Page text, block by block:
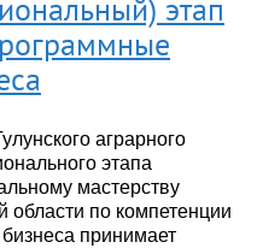
этап
аграрного
этапа
мастерству
по компетенции
принимает